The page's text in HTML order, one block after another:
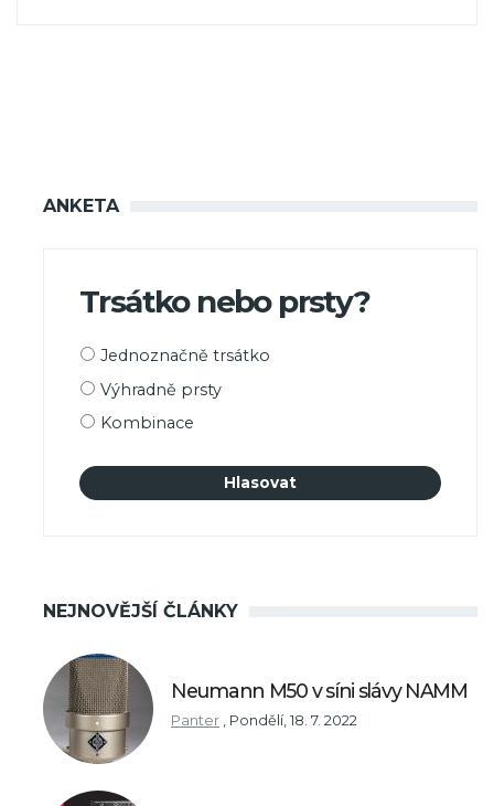
ANKETA
Trsátko nebo prsty?
Možnosti
Jednoznačně trsátko
Výhradně prsty
Kombinace
NEJNOVĚJŠÍ ČLÁNKY
Neumann M50 v síni slávy NAMM
Panter , Pondělí, 18. 7. 2022